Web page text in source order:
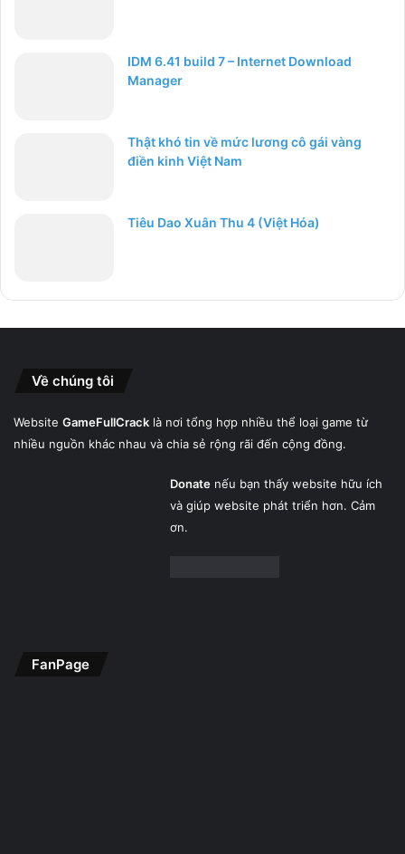
IDM 6.41 build 7 – Internet Download
Manager
Thật khó tin về mức lương cô gái vàng
điền kinh Việt Nam
Tiêu Dao Xuân Thu 4 (Việt Hóa)
Về chúng tôi
Website GameFullCrack là nơi tổng hợp nhiều thể loại game từ
nhiều nguồn khác nhau và chia sẻ rộng rãi đến cộng đồng.
Donatenếu bạn thấy website hữu ích
và giúp website phát triển hơn. Cảm
ơn.
FanPage